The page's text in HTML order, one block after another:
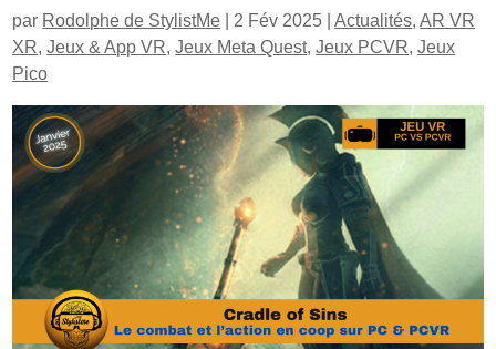
par Rodolphe de StylistMe 2 Fév 2025 |Actualités,AR VR
XR,Jeux & App VR,Jeux Meta Quest,Jeux PCVR,Jeux
Pico